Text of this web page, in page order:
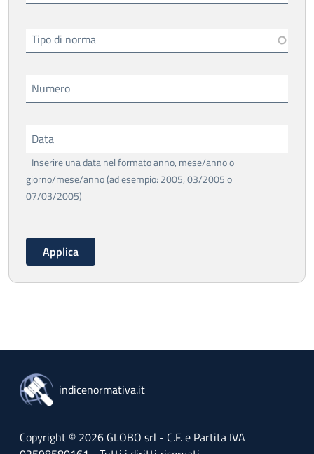
Tipo di norma
Numero
Data
Inserire una data nel formato anno, mese/anno o
giorno/mese/anno (ad esempio: 2005, 03/2005 o
07/03/2005)
indicenormativa.it
Copyright © 2026 GLOBO srl - C.F. e Partita IVA